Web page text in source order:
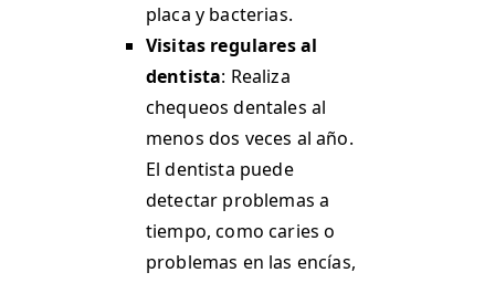
placa y bacterias.
Visitas regulares al
dentista: Realiza
chequeos dentales al
menos dos veces al año.
El dentista puede
detectar problemas a
tiempo, como caries o
problemas en las encías,